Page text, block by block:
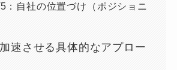
：自社の位置づけ（ポジショニ
速させる具体的なアプロー